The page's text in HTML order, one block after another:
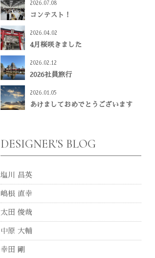
2026.07.08
コンテスト！
2026.04.02
4月桜咲きました
2026.02.12
2026社員旅行
2026.01.05
あけましておめでとうございます
DESIGNER'S BLOG
塩川 昌英
嶋根 直幸
太田 俊哉
中原 大輔
幸田 剛